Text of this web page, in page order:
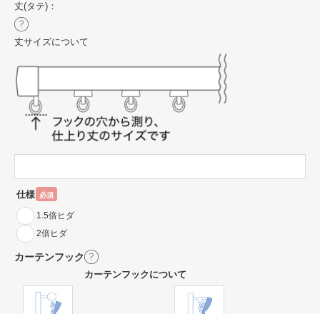
丈(タテ)：
丈サイズについて
仕様 必須
1.5倍ヒダ
2倍ヒダ
カーテンフック
カーテンフックについて